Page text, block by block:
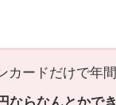
カードだけで年